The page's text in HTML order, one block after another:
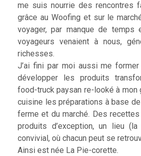
me suis nourrie des rencontres
grâce au Woofing et sur le
voyager, par manque de temps
voyageurs venaient à nous,
richesses.
J’ai fini par moi aussi me former
développer les produits
food-truck paysan re-looké à mon
cuisine les préparations à base
ferme et du marché. Des
produits d’exception, un lieu
convivial, où chacun peut se
Ainsi est née La Pie-corette.